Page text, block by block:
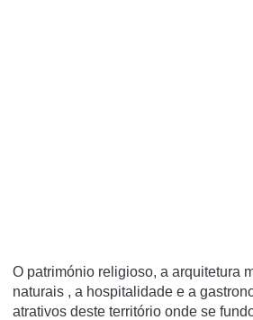
O património religioso, a arquitetura
naturais , a hospitalidade e a
atrativos deste território onde se